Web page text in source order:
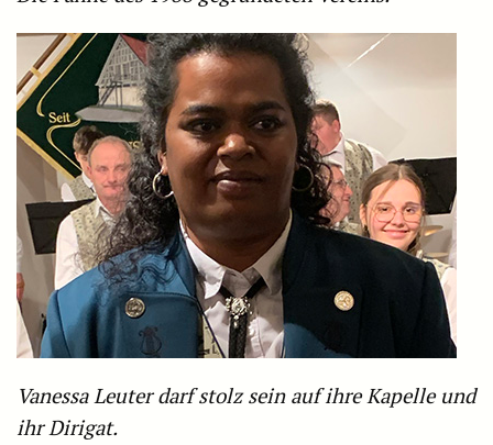
Vanessa Leuter darf stolz sein auf ihre Kapelle und
ihr Dirigat.